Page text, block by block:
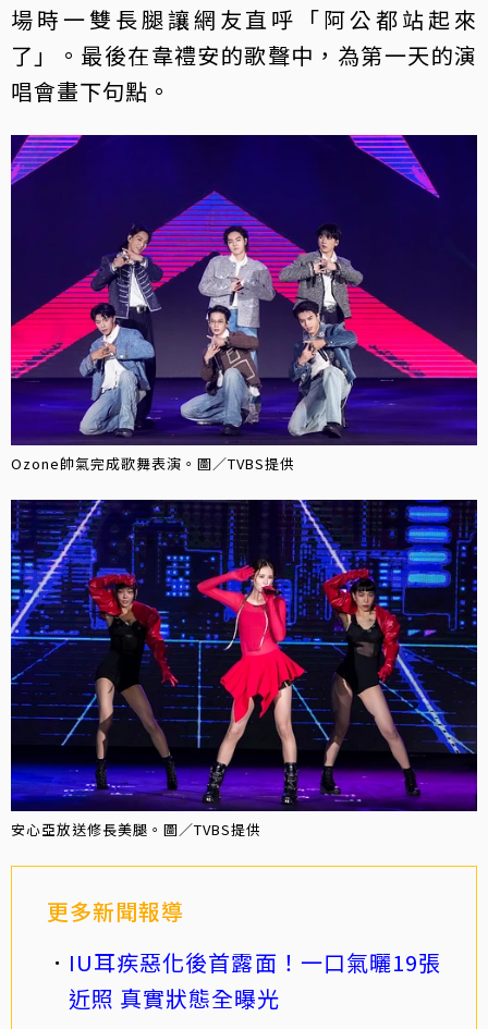
場時一雙長腿讓網友直呼「阿公都站起來
了」。最後在韋禮安的歌聲中，為第一天的演
唱會畫下句點。
Ozone帥氣完成歌舞表演。圖／TVBS提供
安心亞放送修長美腿。圖／TVBS提供
更多新聞報導
IU耳疾惡化後首露面！一口氣曬19張
近照 真實狀態全曝光